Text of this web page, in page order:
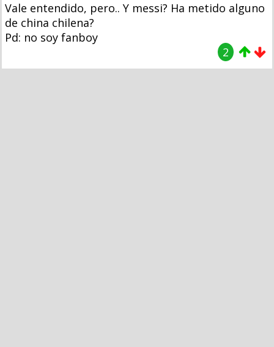
Vale entendido, pero.. Y messi? Ha metido alguno
de china chilena?
Pd: no soy fanboy
2